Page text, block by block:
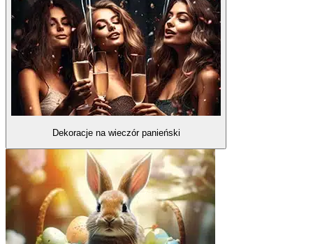
Dekoracje na wieczór panieński